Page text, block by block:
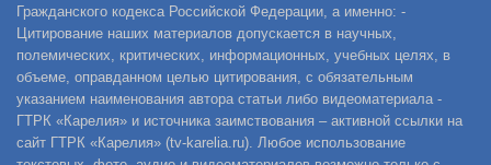
Гражданского кодекса Российской Федерации, а именно: -
Цитирование наших материалов допускается в научных,
полемических, критических, информационных, учебных целях, в
объеме, оправданном целью цитирования, с обязательным
указанием наименования автора статьи либо видеоматериала -
ГТРК «Карелия» и источника заимствования – активной ссылки на
сайт ГТРК «Карелия» (tv-karelia.ru). Любое использование